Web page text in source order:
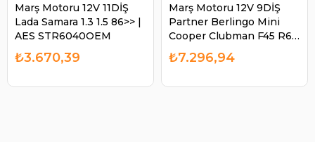
Marş Motoru 12V 11DİŞ
Lada Samara 1.3 1.5 86>> |
AES STR6040OEM
₺3.670,39
Marş Motoru 12V 9DİŞ
Partner Berlingo Mini
Cooper Clubman F45 R60
₺7.296,94